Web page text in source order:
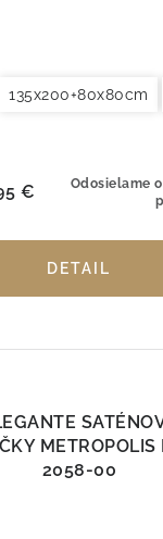
Obliečky na
140x220+70x90cm
135x200+80x80cm
Odosielame
€
DETAIL
METROPOLIS
2058-00